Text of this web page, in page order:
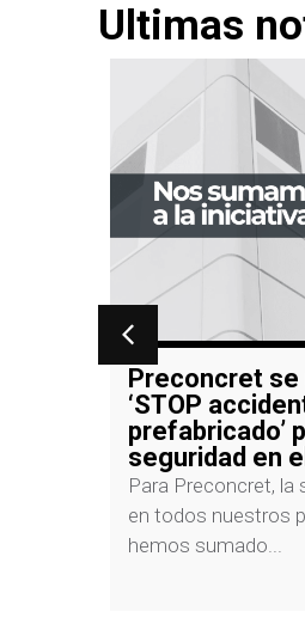
Ultimas
Nuevas
Pack con
prefabricadas
La empresa Marta
del embalaje para
confiado...